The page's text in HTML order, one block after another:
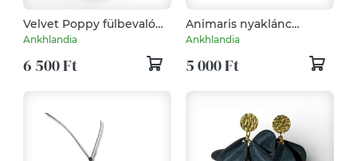
Velvet Poppy fülbevaló
Piros
Ankhlandia
6 500 Ft
Animaris nyaklánc
Pasztell Zöld
Ankhlandia
5 000 Ft